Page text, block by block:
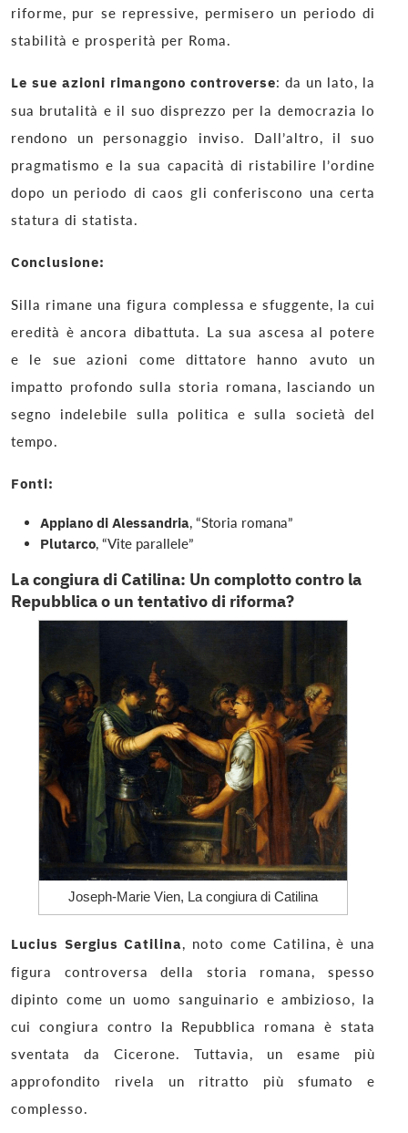
riforme, pur se repressive, permisero un periodo di
stabilità e prosperità per Roma.
Le sue azioni rimangono controverse: da un lato, la
sua brutalità e il suo disprezzo per la democrazia lo
rendono un personaggio inviso. Dall’altro, il suo
pragmatismo e la sua capacità di ristabilire l’ordine
dopo un periodo di caos gli conferiscono una certa
statura di statista.
Conclusione:
Silla rimane una figura complessa e sfuggente, la cui
eredità è ancora dibattuta. La sua ascesa al potere
e le sue azioni come dittatore hanno avuto un
impatto profondo sulla storia romana, lasciando un
segno indelebile sulla politica e sulla società del
tempo.
Fonti:
Appiano di Alessandria, “Storia romana”
Plutarco, “Vite parallele”
La congiura di Catilina: Un complotto contro la
Repubblica o un tentativo di riforma?
Joseph-Marie Vien, La congiura di Catilina
Lucius Sergius Catilina, noto come Catilina, è una
figura controversa della storia romana, spesso
dipinto come un uomo sanguinario e ambizioso, la
cui congiura contro la Repubblica romana è stata
sventata da Cicerone. Tuttavia, un esame più
approfondito rivela un ritratto più sfumato e
complesso.